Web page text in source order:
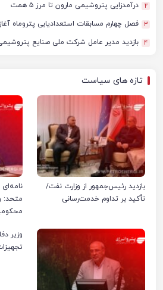
2 درآمدزایی پتروشیمی مارون تا مرز ۵ همت
3 فصل چهارم مسابقات استعدادیابی پتروماه
4 بازدید مدیر عامل شرکت ملی صنایع
تازه های سیاست
بازدید رئیس‌جمهور از وزارت نفت/
تأکید بر تداوم خدمت‌رسانی
متحد:
وزیر